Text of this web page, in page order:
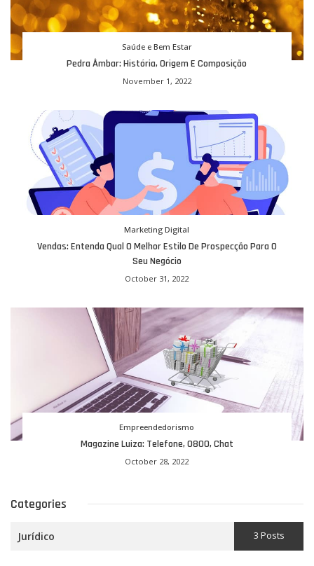
Saúde e Bem Estar
Pedra Âmbar: História, Origem E Composição
November 1, 2022
Marketing Digital
Vendas: Entenda Qual O Melhor Estilo De Prospecção Para O
Seu Negócio
October 31, 2022
Empreendedorismo
Magazine Luiza: Telefone, 0800, Chat
October 28, 2022
Categories
Jurídico 3 Posts